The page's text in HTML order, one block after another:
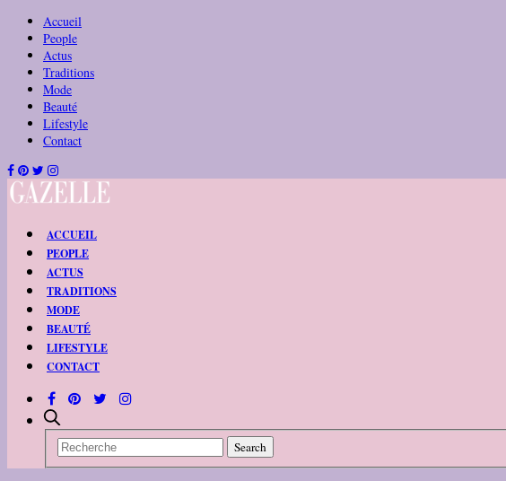
Accueil
People
Actus
Traditions
Mode
Beauté
Lifestyle
Contact
ACCUEIL
PEOPLE
ACTUS
TRADITIONS
MODE
BEAUTÉ
LIFESTYLE
CONTACT